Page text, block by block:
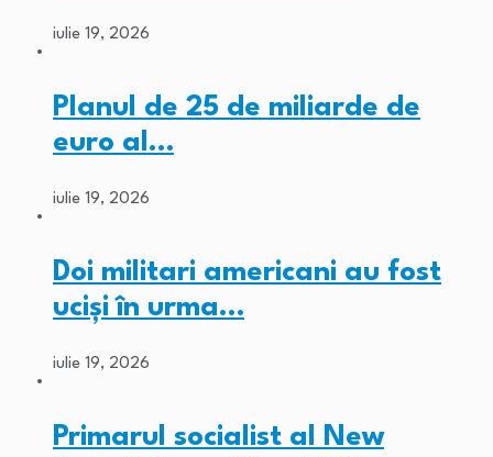
iulie 19, 2026
Planul de 25 de miliarde de
euro al…
iulie 19, 2026
Doi militari americani au fost
ucişi în urma…
iulie 19, 2026
Primarul socialist al New